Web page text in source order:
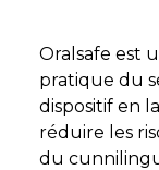
Oralsafe est
pratique du
dispositif en
réduire les
du